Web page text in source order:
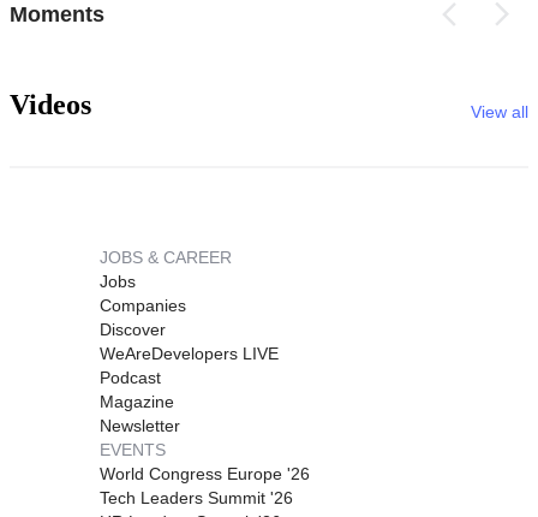
Moments
Videos View all
JOBS & CAREER
Jobs
Companies
Discover
WeAreDevelopers LIVE
Podcast
Magazine
Newsletter
EVENTS
World Congress Europe '26
Tech Leaders Summit '26